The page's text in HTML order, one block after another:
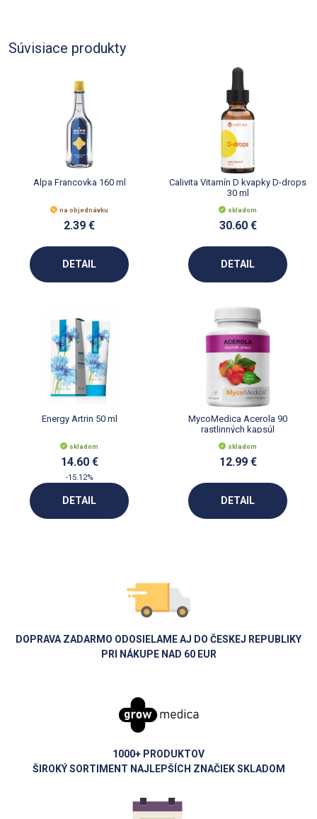
Súvisiace produkty
Alpa Francovka 160 ml
na objednávku
2.39 €
DETAIL
Calivita Vitamín D kvapky D-drops
30 ml
skladom
30.60 €
DETAIL
Energy Artrin 50 ml
skladom
14.60 €
-15.12%
DETAIL
MycoMedica Acerola 90
rastlinných kapsúl
skladom
12.99 €
DETAIL
DOPRAVA ZADARMO ODOSIELAME AJ DO ČESKEJ REPUBLIKY
PRI NÁKUPE NAD 60 EUR
1000+ PRODUKTOV
ŠIROKÝ SORTIMENT NAJLEPŠÍCH ZNAČIEK SKLADOM